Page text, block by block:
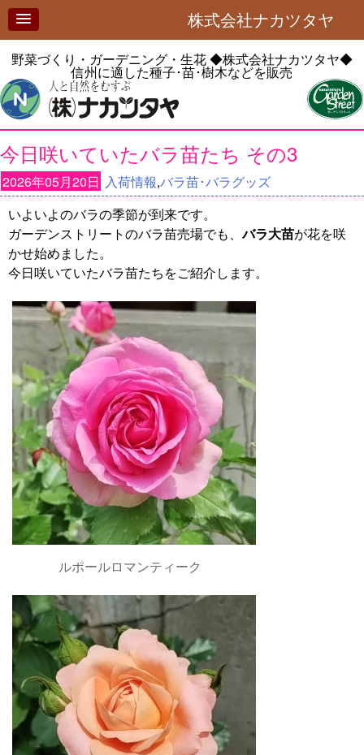
株式会社ナカツタヤ
野菜づくり・ガーデニング・生花◆株式会社ナカツタヤ◆
信州に適した種子･苗･樹木などを販売
今日咲いていたバラ苗たち その3
2026年05月20日 入荷情報,バラ苗･バラグッズ
いよいよのバラの季節が到来です。
ガーデンストリートのバラ苗売場でも、バラ大苗が花を咲
かせ始めました。
今日咲いていたバラ苗たちをご紹介します。
ルポールロマンティーク